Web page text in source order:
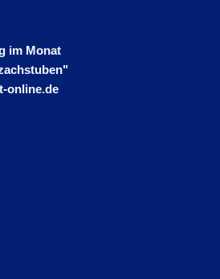
im Monat
online.de